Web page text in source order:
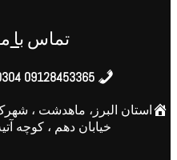
تماسبا
استان البرز، ماهدشت ،
خیابان دهم ، کوچه آتیه